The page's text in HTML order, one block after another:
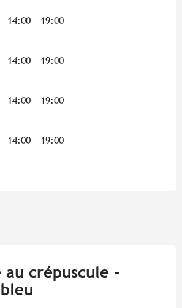
14:00 - 19:00
14:00 - 19:00
14:00 - 19:00
14:00 - 19:00
au crépuscule -